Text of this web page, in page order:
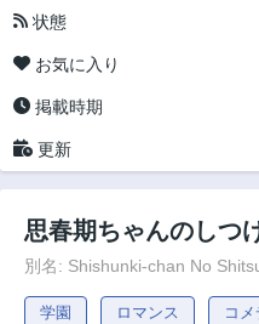
状態
お気に入り
掲載時期
更新
思春期ちゃんのしつ
別名: Shishunki-chan No
学園 ロマンス コメ